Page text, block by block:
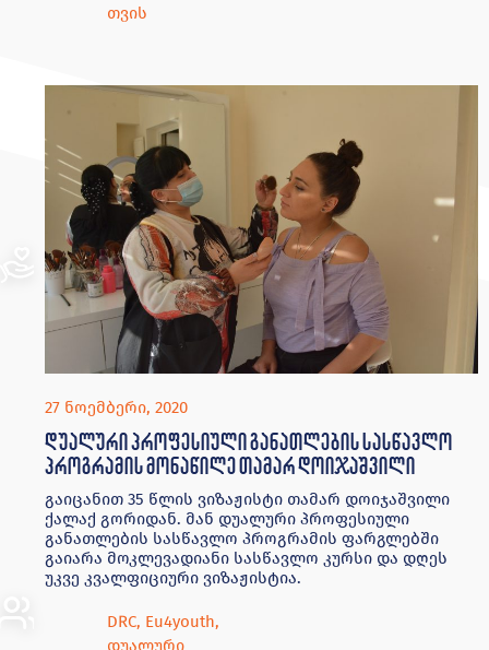
თვის
27 ნოემბერი, 2020
დუალური პროფესიული განათლების სასწავლო
პროგრამის მონაწილე თამარ დოიჯაშვილი
გაიცანით 35 წლის ვიზაჟისტი თამარ დოიჯაშვილი
ქალაქ გორიდან. მან დუალური პროფესიული
განათლების სასწავლო პროგრამის ფარგლებში
გაიარა მოკლევადიანი სასწავლო კურსი და დღეს
უკვე კვალფიციური ვიზაჟისტია.
DRC, Eu4youth,
დუალური